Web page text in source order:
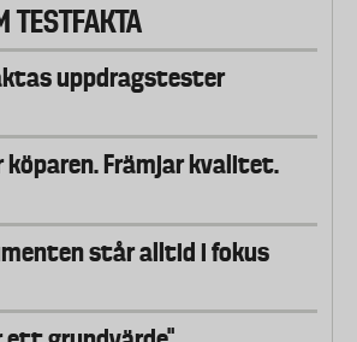
TESTFAKTA
uppdragstester
köparen. Främjar kvalitet.
står alltid i fokus